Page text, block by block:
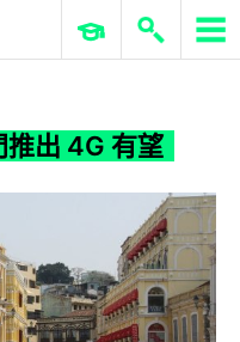
推出 4G 有望
ERP 與商業 AI
推出 4G 有望